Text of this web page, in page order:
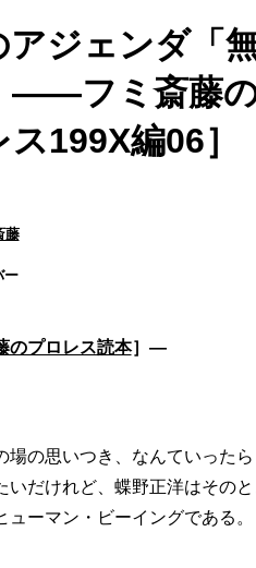
アジェンダ「
――フミ斎藤
199X編06］
藤
ー
のプロレス読本］―
の思いつき、なんていった
いだけれど、蝶野正洋はその
ューマン・ビーイングである。